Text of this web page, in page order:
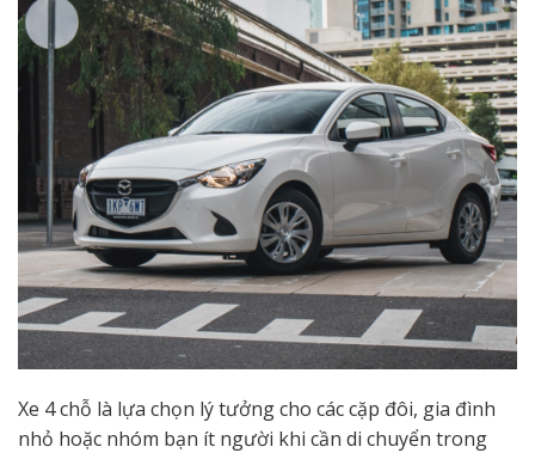
Xe 4 chỗ là lựa chọn lý tưởng cho các cặp đôi, gia đình
nhỏ hoặc nhóm bạn ít người khi cần di chuyển trong